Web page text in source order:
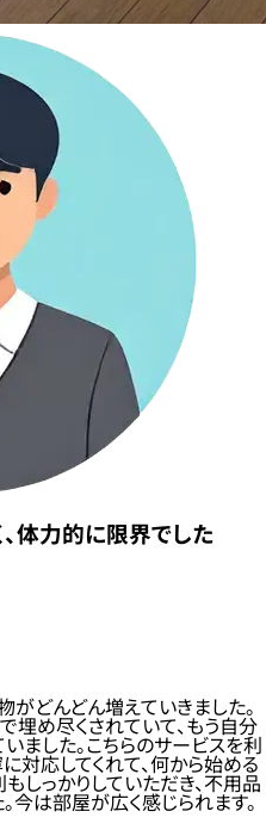
体力的に限界でした
どんどん増えていきました。
め尽くされていて、もう自分
ました。こちらのサービスを利
対応してくれて、何から始める
しっかりしていただき、不用品
今は部屋が広く感じられます。